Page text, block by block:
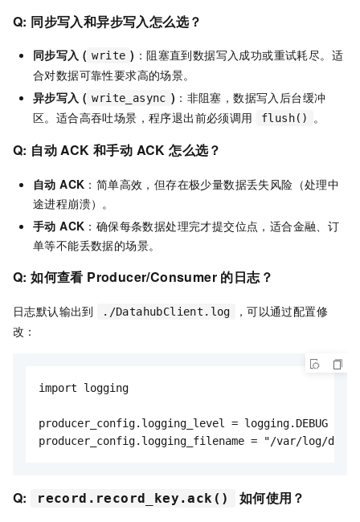
Q: 同步写入和异步写入怎么选？
同步写入 ( write ) ：阻塞直到数据写入成功或重试耗尽。适
合对数据可靠性要求高的场景。
异步写入 ( write_async ) ：非阻塞，数据写入后台缓冲
区。适合高吞吐场景，程序退出前必须调用
flush() 。
Q: 自动 ACK 和手动 ACK 怎么选？
自动 ACK ：简单高效，但存在极少量数据丢失风险（处理中
途进程崩溃）。
手动 ACK ：确保每条数据处理完才提交位点，适合金融、订
单等不能丢数据的场景。
Q: 如何查看 Producer/Consumer 的日志？
日志默认输出到 ./DatahubClient.log
，可以通过配置修
改：
import logging
producer_config.logging_level = logging.DEBUG
producer_config.logging_filename = "/var/log/
Q: record.record_key.ack() 如何使用？